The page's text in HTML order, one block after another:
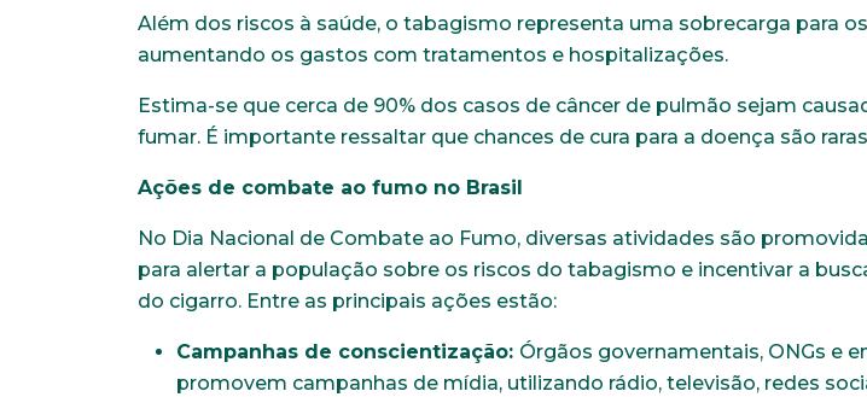
Além dos riscos à saúde, o tabagismo representa uma sobrecarga para
aumentando os gastos com tratamentos e hospitalizações.
Estima-se que cerca de 90% dos casos de câncer de pulmão sejam
fumar. É importante ressaltar que chances de cura para a doença são
Ações de combate ao fumo no Brasil
No Dia Nacional de Combate ao Fumo, diversas atividades são
para alertar a população sobre os riscos do tabagismo e incentivar a
do cigarro. Entre as principais ações estão:
Campanhas de conscientização: Órgãos governamentais, ONGs e
promovem campanhas de mídia, utilizando rádio, televisão, redes
*Campos obrigatórios
Endereço
Naturalidade Idade
Escolaridade
Sexo